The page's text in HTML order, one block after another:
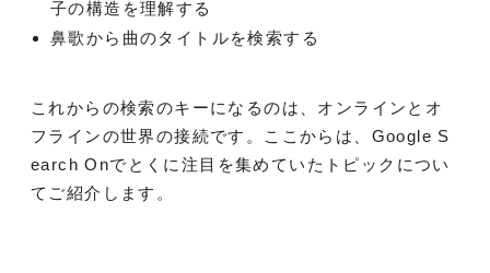
子の構造を理解する
鼻歌から曲のタイトルを検索する
これからの検索のキーになるのは、オンラインとオ
フラインの世界の接続です。ここからは、Google S
earch Onでとくに注目を集めていたトピックについ
てご紹介します。